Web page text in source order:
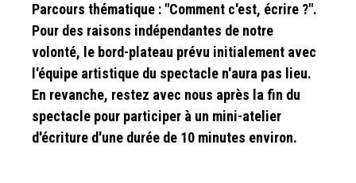
Parcours thématique : "Comment c'est, écrire ?".
Pour des raisons indépendantes de notre
volonté, le bord-plateau prévu initialement avec
l'équipe artistique du spectacle n'aura pas lieu.
En revanche, restez avec nous après la fin du
spectacle pour participer à un mini-atelier
d'écriture d'une durée de 10 minutes environ.